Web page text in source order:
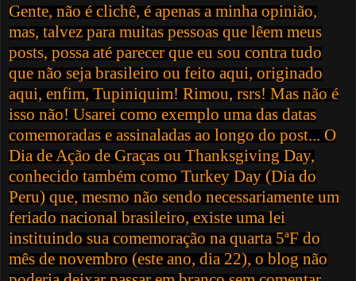
Gente, não é clichê, é apenas a minha opinião,
mas, talvez para muitas pessoas que lêem meus
posts, possa até parecer que eu sou contra tudo
que não seja brasileiro ou feito aqui, originado
aqui, enfim, Tupiniquim! Rimou, rsrs! Mas não é
isso não! Usarei como exemplo uma das datas
comemoradas e assinaladas ao longo do post... O
Dia de Ação de Graças ou Thanksgiving Day,
conhecido também como Turkey Day (Dia do
Peru) que, mesmo não sendo necessariamente um
feriado nacional brasileiro, existe uma lei
instituindo sua comemoração na quarta 5ªF do
mês de novembro (este ano, dia 22), o blog não